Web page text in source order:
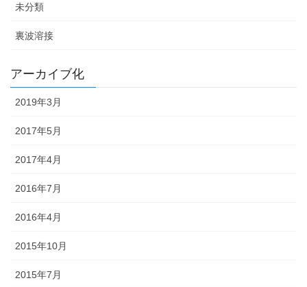
未分類
裏波溶接
アーカイブ化
2019年3月
2017年5月
2017年4月
2016年7月
2016年4月
2015年10月
2015年7月